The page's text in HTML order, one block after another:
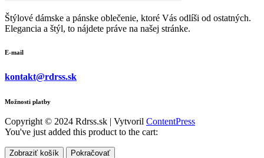
Štýlové dámske a pánske oblečenie, ktoré Vás odlíši od ostatných.
Elegancia a štýl, to nájdete práve na našej stránke.
E-mail
kontakt@rdrss.sk
Možnosti platby
Copyright © 2024 Rdrss.sk | Vytvoril ContentPress
You've just added this product to the cart:
Zobraziť košík Pokračovať